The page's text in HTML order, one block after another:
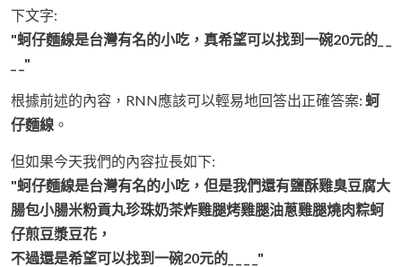
下文字:
"蚵仔麵線是台灣有名的小吃，真希望可以找到一碗20元的_ _
_ _"
根據前述的內容，RNN應該可以輕易地回答出正確答案: 蚵
仔麵線 。
但如果今天我們的內容拉長如下:
"蚵仔麵線是台灣有名的小吃，但是我們還有鹽酥雞臭豆腐大
腸包小腸米粉貢丸珍珠奶茶炸雞腿烤雞腿油蔥雞腿燒肉粽蚵
仔煎豆漿豆花，
不過還是希望可以找到一碗20元的_ _ _ _"